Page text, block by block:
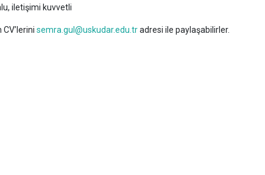
iletişimi kuvvetli
semra.gul@uskudar.edu.tradresi ile paylaşabilirler.